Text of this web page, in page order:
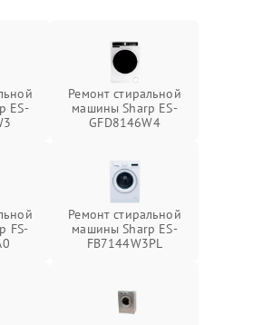
ES-
Ремонт стиральной
машины Sharp ES-
GFD8146W4
FS-
Ремонт стиральной
машины Sharp ES-
FB7144W3PL